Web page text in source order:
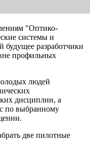
"Оптико-
системы и
будущее разработчики
профильных
людей
дисциплин, а
по выбранному
две пилотные